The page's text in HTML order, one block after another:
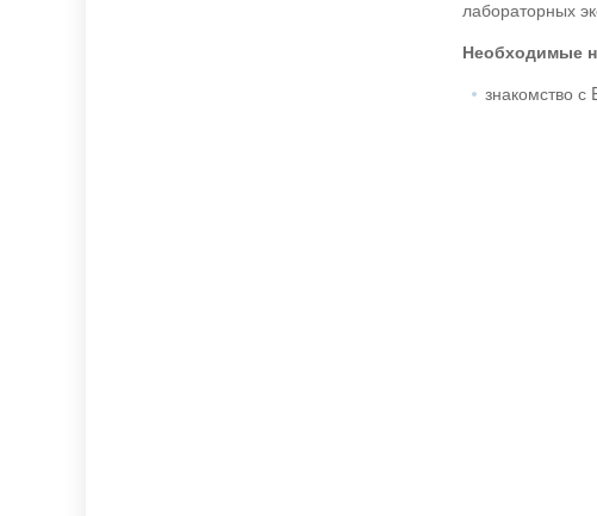
лабораторных
Необходимые
знакомство с